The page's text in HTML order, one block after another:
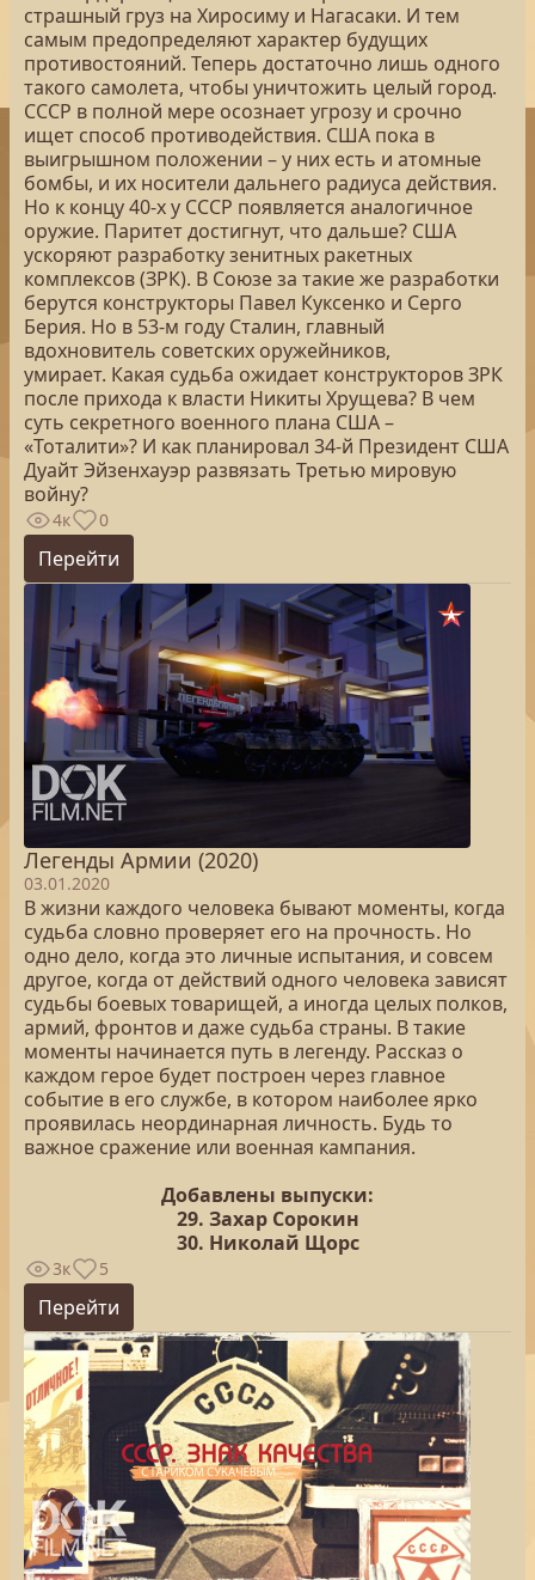
страшный груз на Хиросиму и Нагасаки. И тем
самым предопределяют характер будущих
противостояний. Теперь достаточно лишь одного
такого самолета, чтобы уничтожить целый город.
СССР в полной мере осознает угрозу и срочно
ищет способ противодействия. США пока в
выигрышном положении – у них есть и атомные
бомбы, и их носители дальнего радиуса действия.
Но к концу 40-х у СССР появляется аналогичное
оружие. Паритет достигнут, что дальше? США
ускоряют разработку зенитных ракетных
комплексов (ЗРК). В Союзе за такие же разработки
берутся конструкторы Павел Куксенко и Серго
Берия. Но в 53-м году Сталин, главный
вдохновитель советских оружейников,
умирает. Какая судьба ожидает конструкторов ЗРК
после прихода к власти Никиты Хрущева? В чем
суть секретного военного плана США –
«Тоталити»? И как планировал 34-й Президент США
Дуайт Эйзенхауэр развязать Третью мировую
войну?
4к 0
Перейти
Легенды Армии (2020)
03.01.2020
В жизни каждого человека бывают моменты, когда
судьба словно проверяет его на прочность. Но
одно дело, когда это личные испытания, и совсем
другое, когда от действий одного человека зависят
судьбы боевых товарищей, а иногда целых полков,
армий, фронтов и даже судьба страны. В такие
моменты начинается путь в легенду. Рассказ о
каждом герое будет построен через главное
событие в его службе, в котором наиболее ярко
проявилась неординарная личность. Будь то
важное сражение или военная кампания.
Добавлены выпуски:
29. Захар Сорокин
30. Николай Щорс
3к 5
Перейти